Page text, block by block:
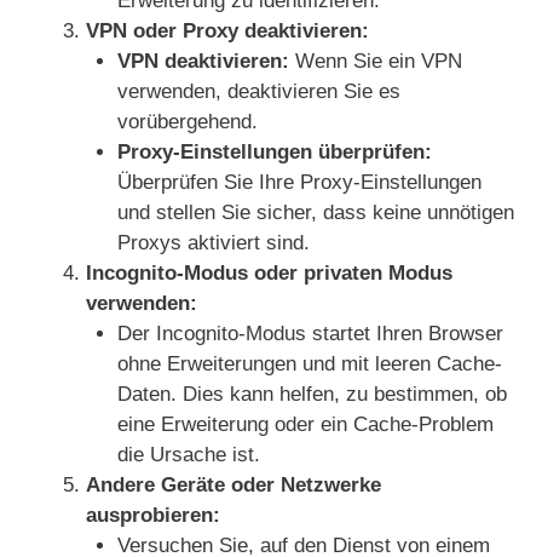
VPN oder Proxy deaktivieren:
VPN deaktivieren: Wenn Sie ein VPN
verwenden, deaktivieren Sie es
vorübergehend.
Proxy-Einstellungen überprüfen:
Überprüfen Sie Ihre Proxy-Einstellungen
und stellen Sie sicher, dass keine unnötigen
Proxys aktiviert sind.
Incognito-Modus oder privaten Modus
verwenden:
Der Incognito-Modus startet Ihren Browser
ohne Erweiterungen und mit leeren Cache-
Daten. Dies kann helfen, zu bestimmen, ob
eine Erweiterung oder ein Cache-Problem
die Ursache ist.
Andere Geräte oder Netzwerke
ausprobieren:
Versuchen Sie, auf den Dienst von einem